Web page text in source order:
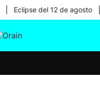
Eclipse del 12 de agosto